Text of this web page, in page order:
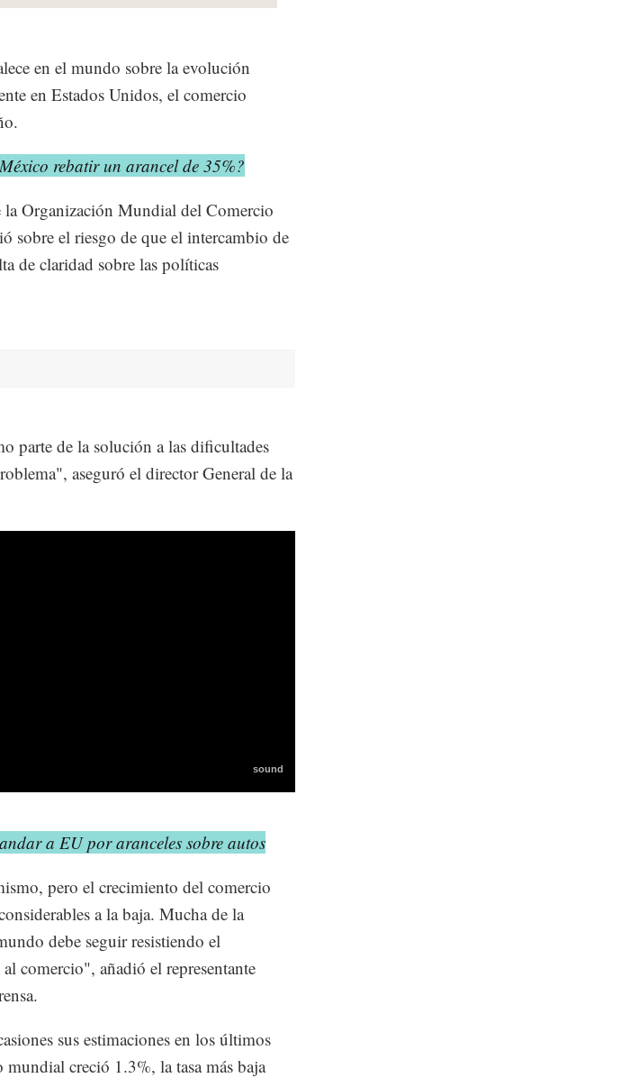
en el mundo sobre la evolución
en Estados Unidos, el comercio
rebatir un arancel de 35%?
Organización Mundial del Comercio
sobre el riesgo de que el intercambio de
de claridad sobre las políticas
parte de la solución a las dificultades
aseguró el director General de la
a EU por aranceles sobre autos
pero el crecimiento del comercio
a la baja. Mucha de la
debe seguir resistiendo el
comercio", añadió el representante
sus estimaciones en los últimos
creció 1.3%, la tasa más baja